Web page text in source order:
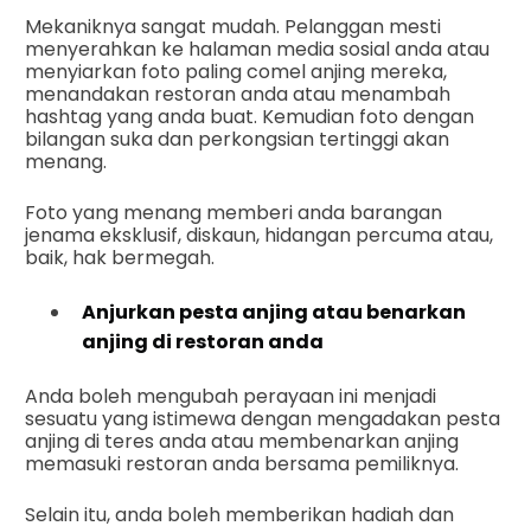
Mekaniknya sangat mudah. Pelanggan mesti
menyerahkan ke halaman media sosial anda atau
menyiarkan foto paling comel anjing mereka,
menandakan restoran anda atau menambah
hashtag yang anda buat. Kemudian foto dengan
bilangan suka dan perkongsian tertinggi akan
menang.
Foto yang menang memberi anda barangan
jenama eksklusif, diskaun, hidangan percuma atau,
baik, hak bermegah.
Anjurkan pesta anjing atau benarkan
anjing di restoran anda
Anda boleh mengubah perayaan ini menjadi
sesuatu yang istimewa dengan mengadakan pesta
anjing di teres anda atau membenarkan anjing
memasuki restoran anda bersama pemiliknya.
Selain itu, anda boleh memberikan hadiah dan